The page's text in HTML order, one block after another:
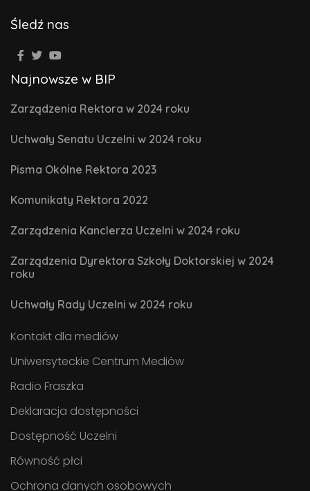
Śledź nas
Najnowsze w BIP
Zarządzenia Rektora w 2024 roku
Uchwały Senatu Uczelni w 2024 roku
Pisma Okólne Rektora 2023
Komunikaty Rektora 2022
Zarządzenia Kanclerza Uczelni w 2024 roku
Zarządzenia Dyrektora Szkoły Doktorskiej w 2024
roku
Uchwały Rady Uczelni w 2024 roku
Kontakt dla mediów
Uniwersyteckie Centrum Mediów
Radio Fraszka
Deklaracja dostępności
Dostępność Uczelni
Równość płci
Ochrona danych osobowych